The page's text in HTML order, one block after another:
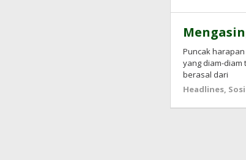
Puncak
yang diam-diam
berasal dari
Headlines,